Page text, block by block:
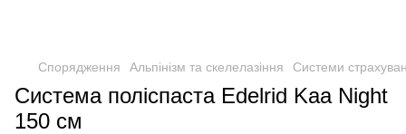
Спорядження Альпінізм та скелелазіння Системи
Система поліспаста Edelrid Kaa Night
150 см